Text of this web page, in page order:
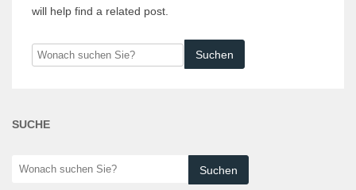
will help find a related post.
Wonach
suchen
SUCHE
Wonach